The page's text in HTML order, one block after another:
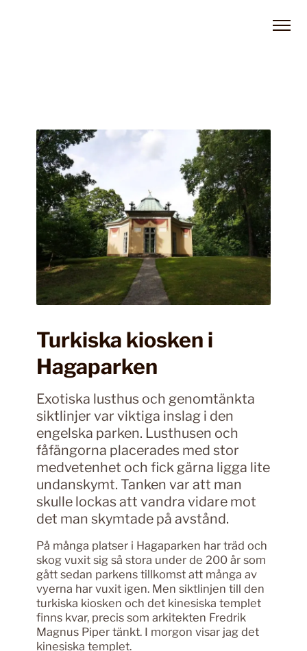
Turkiska kiosken i
Hagaparken
Exotiska lusthus och genomtänkta
siktlinjer var viktiga inslag i den
engelska parken. Lusthusen och
fåfängorna placerades med stor
medvetenhet och fick gärna ligga lite
undanskymt. Tanken var att man
skulle lockas att vandra vidare mot
det man skymtade på avstånd.
På många platser i Hagaparken har träd och
skog vuxit sig så stora under de 200 år som
gått sedan parkens tillkomst att många av
vyerna har vuxit igen. Men siktlinjen till den
turkiska kiosken och det kinesiska templet
finns kvar, precis som arkitekten Fredrik
Magnus Piper tänkt. I morgon visar jag det
kinesiska templet.